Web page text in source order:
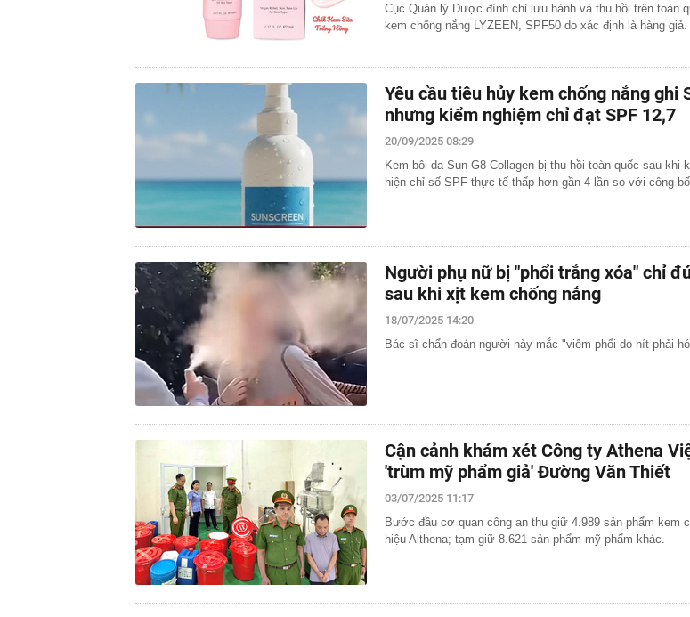
Cục Quản lý Dược đình chỉ lưu hành và thu hồi trên toàn
kem chống nắng LYZEEN, SPF50 do xác định là hàng giả.
Yêu cầu tiêu hủy kem chống nắng ghi
nhưng kiểm nghiệm chỉ đạt SPF 12,7
20/09/2025 08:29
Kem bôi da Sun G8 Collagen bị thu hồi toàn quốc sau khi
hiện chỉ số SPF thực tế thấp hơn gần 4 lần so với công
Người phụ nữ bị "phổi trắng xóa" chỉ
sau khi xịt kem chống nắng
18/07/2025 14:20
Bác sĩ chẩn đoán người này mắc "viêm phổi do hít phải
Cận cảnh khám xét Công ty Athena
'trùm mỹ phẩm giả' Đường Văn Thiết
03/07/2025 11:17
Bước đầu cơ quan công an thu giữ 4.989 sản phẩm kem
hiệu Althena; tạm giữ 8.621 sản phẩm mỹ phẩm khác.